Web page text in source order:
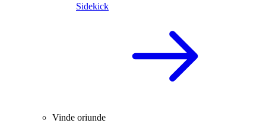
Sidekick
Vinde oriunde